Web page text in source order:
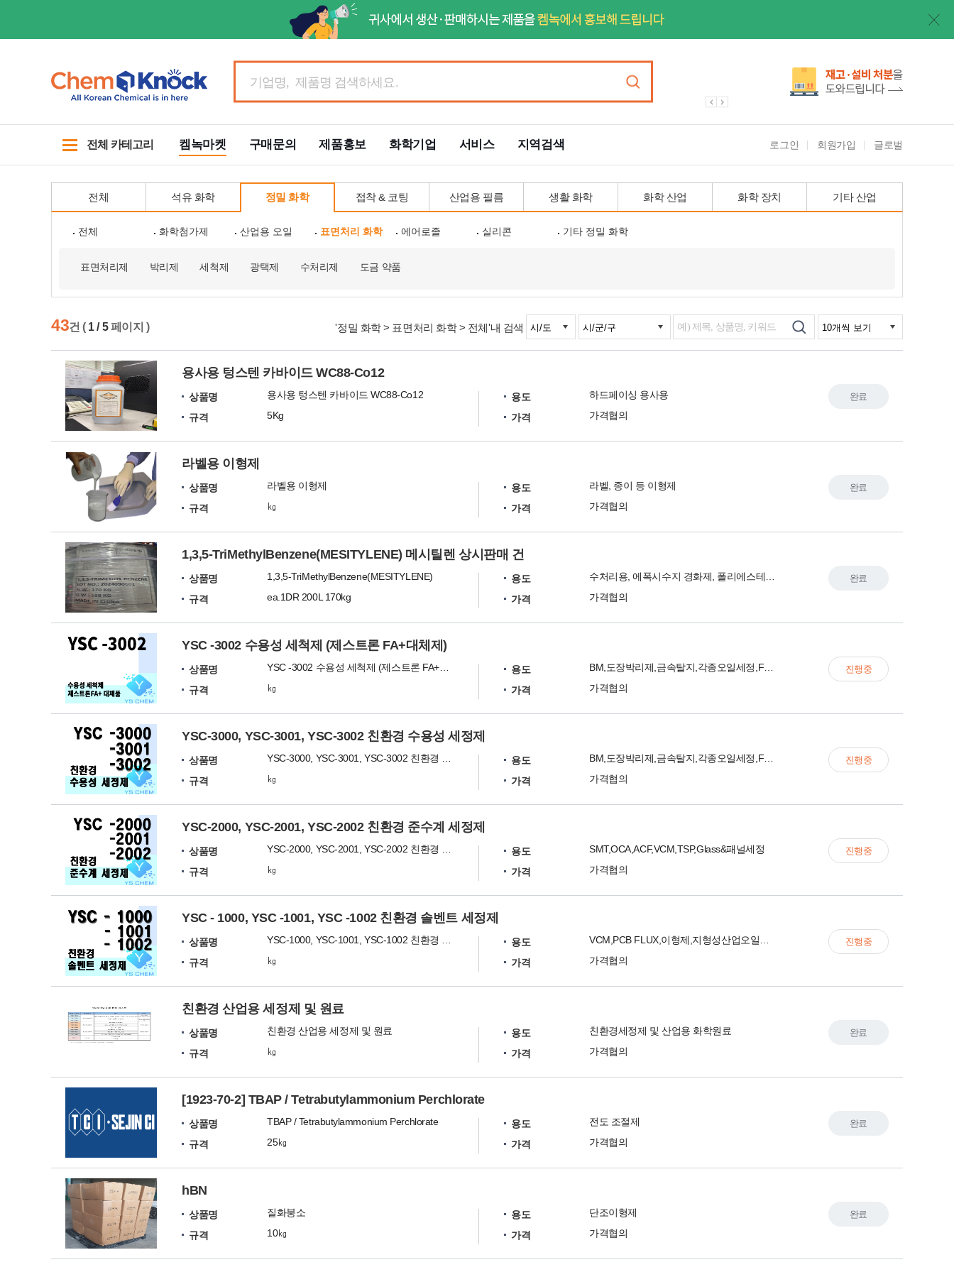
전체 카테고리 켐녹마켓 구매문의 제품홍보 화학기업 서비스 지역검색 로그인 회원가입 글로벌
전체 석유 화학 정밀 화학 접착 & 코팅 산업용 필름 생활 화학 화학 산업 화학 장치 기타 산업
전체 화학첨가제 산업용 오일 표면처리 화학 에어로졸 실리콘 기타 정밀 화학
표면처리제 박리제 세척제 광택제 수처리제 도금 약품
43건 ( 1 / 5페이지 ) '정밀 화학 > 표면처리 화학 > 전체'내 검색
용사용 텅스텐 카바이드 WC88-Co12
상품명
용사용 텅스텐 카바이드 WC88-Co12
규격
5Kg
용도
하드페이싱 용사용
가격
가격협의
완료
라벨용 이형제
상품명
라벨용 이형제
규격
㎏
용도
라벨, 종이 등 이형제
가격
가격협의
완료
1,3,5-TriMethylBenzene(MESITYLENE) 메시틸렌 상시판매 건
상품명
1,3,5-TriMethylBenzene(MESITYLENE)
규격
ea.1DR 200L 170kg
용도
가격
가격협의
완료
YSC -3002 수용성 세척제 (제스트론 FA+대체제)
상품명
YSC -3002 수용성 세척제 (제스트론 FA+대체제)
규격
㎏
용도
가격
가격협의
진행중
YSC-3000, YSC-3001, YSC-3002 친환경 수용성 세정제
상품명
규격
㎏
용도
가격
가격협의
진행중
YSC-2000, YSC-2001, YSC-2002 친환경 준수계 세정제
상품명
규격
㎏
용도
SMT,OCA,ACF,VCM,TSP,Glass&패널세정
가격
가격협의
진행중
YSC - 1000, YSC -1001, YSC -1002 친환경 솔벤트 세정제
상품명
규격
㎏
용도
가격
가격협의
진행중
친환경 산업용 세정제 및 원료
상품명
친환경 산업용 세정제 및 원료
규격
㎏
용도
친환경세정제 및 산업용 화학원료
가격
가격협의
완료
[1923-70-2] TBAP / Tetrabutylammonium Perchlorate
상품명
TBAP / Tetrabutylammonium Perchlorate
규격
25㎏
용도
전도 조절제
가격
가격협의
완료
hBN
상품명
질화붕소
규격
10㎏
용도
단조이형제
가격
가격협의
완료